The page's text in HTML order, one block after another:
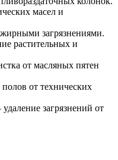
масел и
загрязнениями.
растительных и
от масляных пятен
от технических
загрязнений от